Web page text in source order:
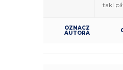
taki
OZNACZ
AUTORA